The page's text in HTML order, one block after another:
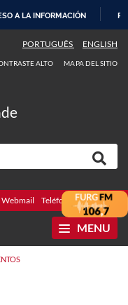
A LA INFORMACIÓN
PORTUGUÊS ENGLISH
ALTO MAPA DEL SITIO
Webmail Teléfonos Licitaciones
MENU